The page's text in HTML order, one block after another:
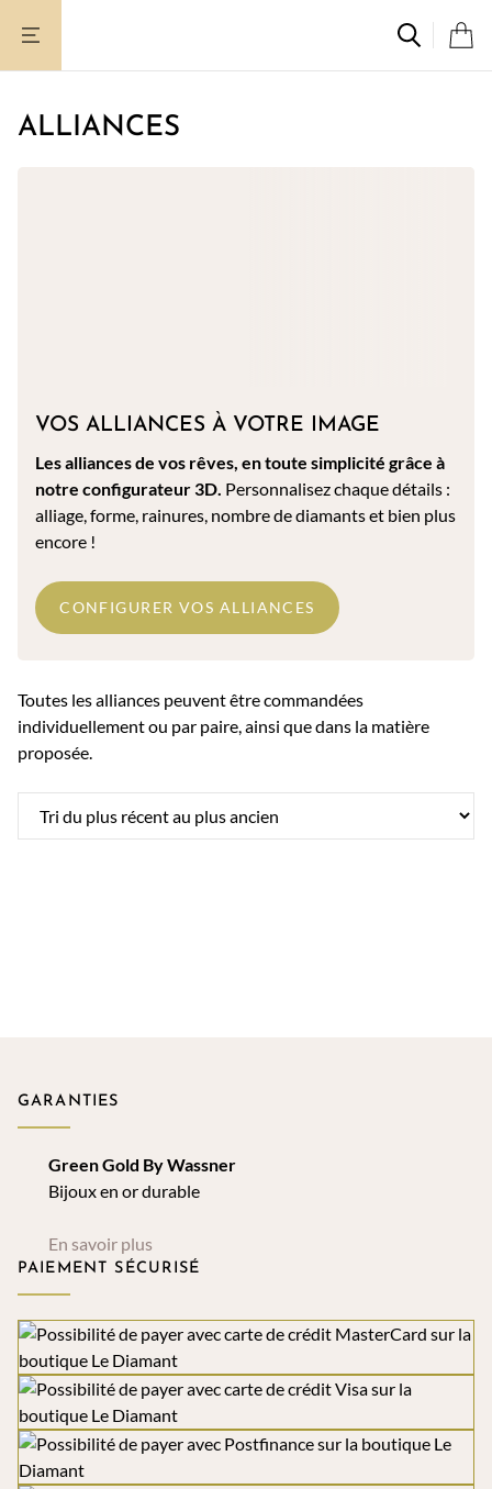
VOS ALLIANCES À VOTRE IMAGE
Les alliances de vos rêves, en toute simplicité grâce à
notre configurateur 3D. Personnalisez chaque détails :
alliage, forme, rainures, nombre de diamants et bien plus
encore !
CONFIGURER VOS ALLIANCES
Toutes les alliances peuvent être commandées
individuellement ou par paire, ainsi que dans la matière
proposée.
ALLIANCES
GARANTIES
Green Gold By Wassner
Bijoux en or durable
En savoir plus
PAIEMENT SÉCURISÉ